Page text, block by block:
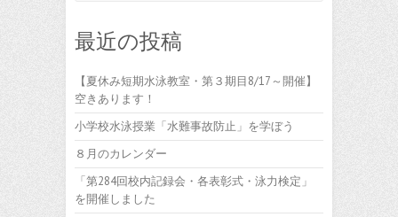
最近の投稿
【夏休み短期水泳教室・第３期目8/17～開催】
空きあります！
小学校水泳授業「水難事故防止」を学ぼう
８月のカレンダー
「第284回校内記録会・各表彰式・泳力検定」
を開催しました